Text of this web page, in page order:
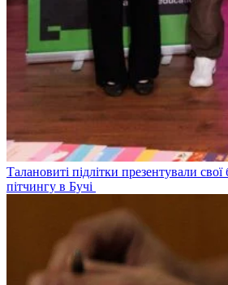
Талановиті підлітки презентували свої
пітчингу в Бучі